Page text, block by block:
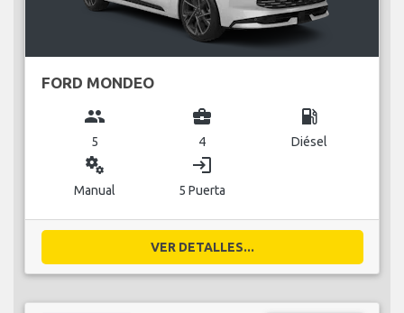
FORD MONDEO
group
5
business_center
4
local_gas_station
Diésel
miscellaneous_services
Manual
login
5 Puerta
VER DETALLES...